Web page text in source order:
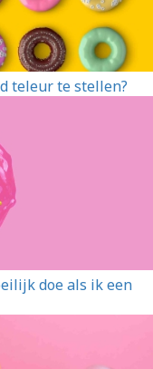
teleur te stellen?
doe als ik een